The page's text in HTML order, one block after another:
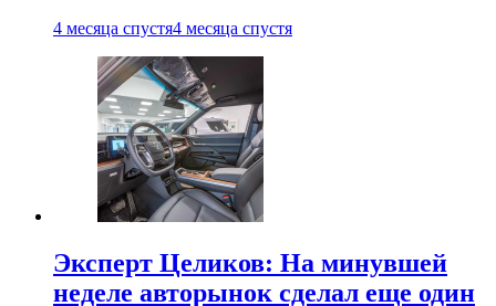
4 месяца спустя4 месяца спустя
Эксперт Целиков: На минувшей
неделе авторынок сделал еще один